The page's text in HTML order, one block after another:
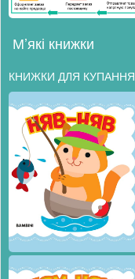
М’які книжки
КНИЖКИ ДЛЯ КУПАННЯ